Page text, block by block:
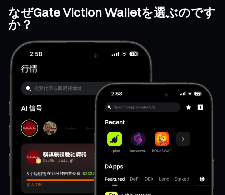
なぜGate Viction Walletを選ぶのです
か？